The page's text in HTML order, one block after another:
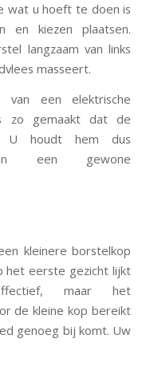
wat u hoeft te doen is
en kiezen plaatsen.
langzaam van links
masseert.
van een elektrische
zo gemaakt dat de
houdt hem dus
een gewone
kleinere borstelkop
het eerste gezicht lijkt
maar het
de kleine kop bereikt
genoeg bij komt. Uw